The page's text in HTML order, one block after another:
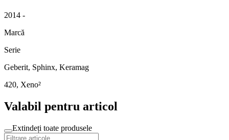
2014 -
Marcă
Serie
Geberit, Sphinx, Keramag
420, Xeno²
Valabil pentru articol
Extindeți toate produsele